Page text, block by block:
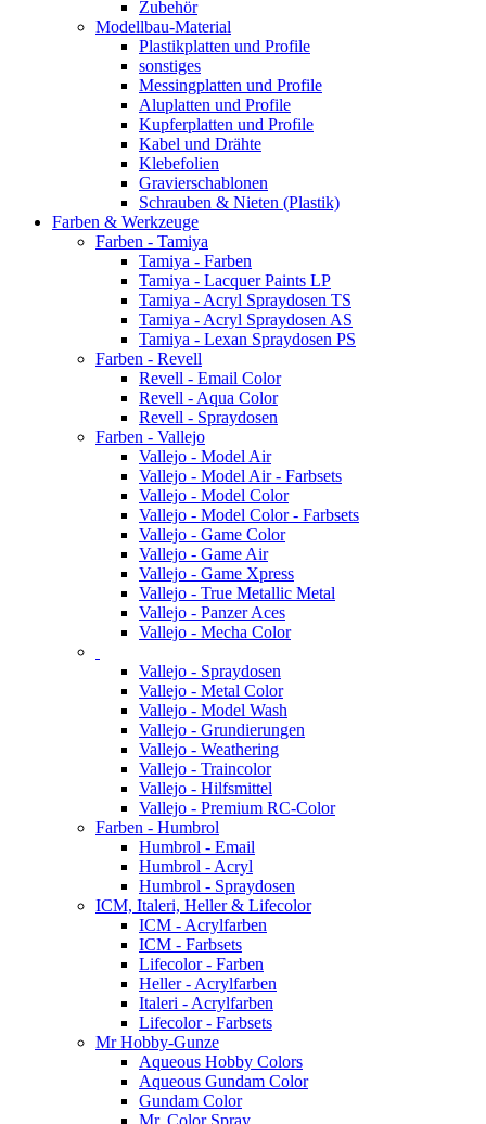
Zubehör
Modellbau-Material
Plastikplatten und Profile
sonstiges
Messingplatten und Profile
Aluplatten und Profile
Kupferplatten und Profile
Kabel und Drähte
Klebefolien
Gravierschablonen
Schrauben & Nieten (Plastik)
Farben & Werkzeuge
Farben - Tamiya
Tamiya - Farben
Tamiya - Lacquer Paints LP
Tamiya - Acryl Spraydosen TS
Tamiya - Acryl Spraydosen AS
Tamiya - Lexan Spraydosen PS
Farben - Revell
Revell - Email Color
Revell - Aqua Color
Revell - Spraydosen
Farben - Vallejo
Vallejo - Model Air
Vallejo - Model Air - Farbsets
Vallejo - Model Color
Vallejo - Model Color - Farbsets
Vallejo - Game Color
Vallejo - Game Air
Vallejo - Game Xpress
Vallejo - True Metallic Metal
Vallejo - Panzer Aces
Vallejo - Mecha Color
Vallejo - Spraydosen
Vallejo - Metal Color
Vallejo - Model Wash
Vallejo - Grundierungen
Vallejo - Weathering
Vallejo - Traincolor
Vallejo - Hilfsmittel
Vallejo - Premium RC-Color
Farben - Humbrol
Humbrol - Email
Humbrol - Acryl
Humbrol - Spraydosen
ICM, Italeri, Heller & Lifecolor
ICM - Acrylfarben
ICM - Farbsets
Lifecolor - Farben
Heller - Acrylfarben
Italeri - Acrylfarben
Lifecolor - Farbsets
Mr Hobby-Gunze
Aqueous Hobby Colors
Aqueous Gundam Color
Gundam Color
Mr. Color Spray